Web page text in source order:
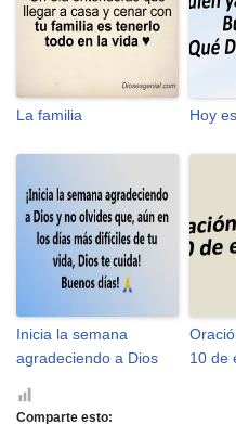
La familia Hoy
Inicia la semana
agradeciendo a Dios
10 de
Comparte esto: